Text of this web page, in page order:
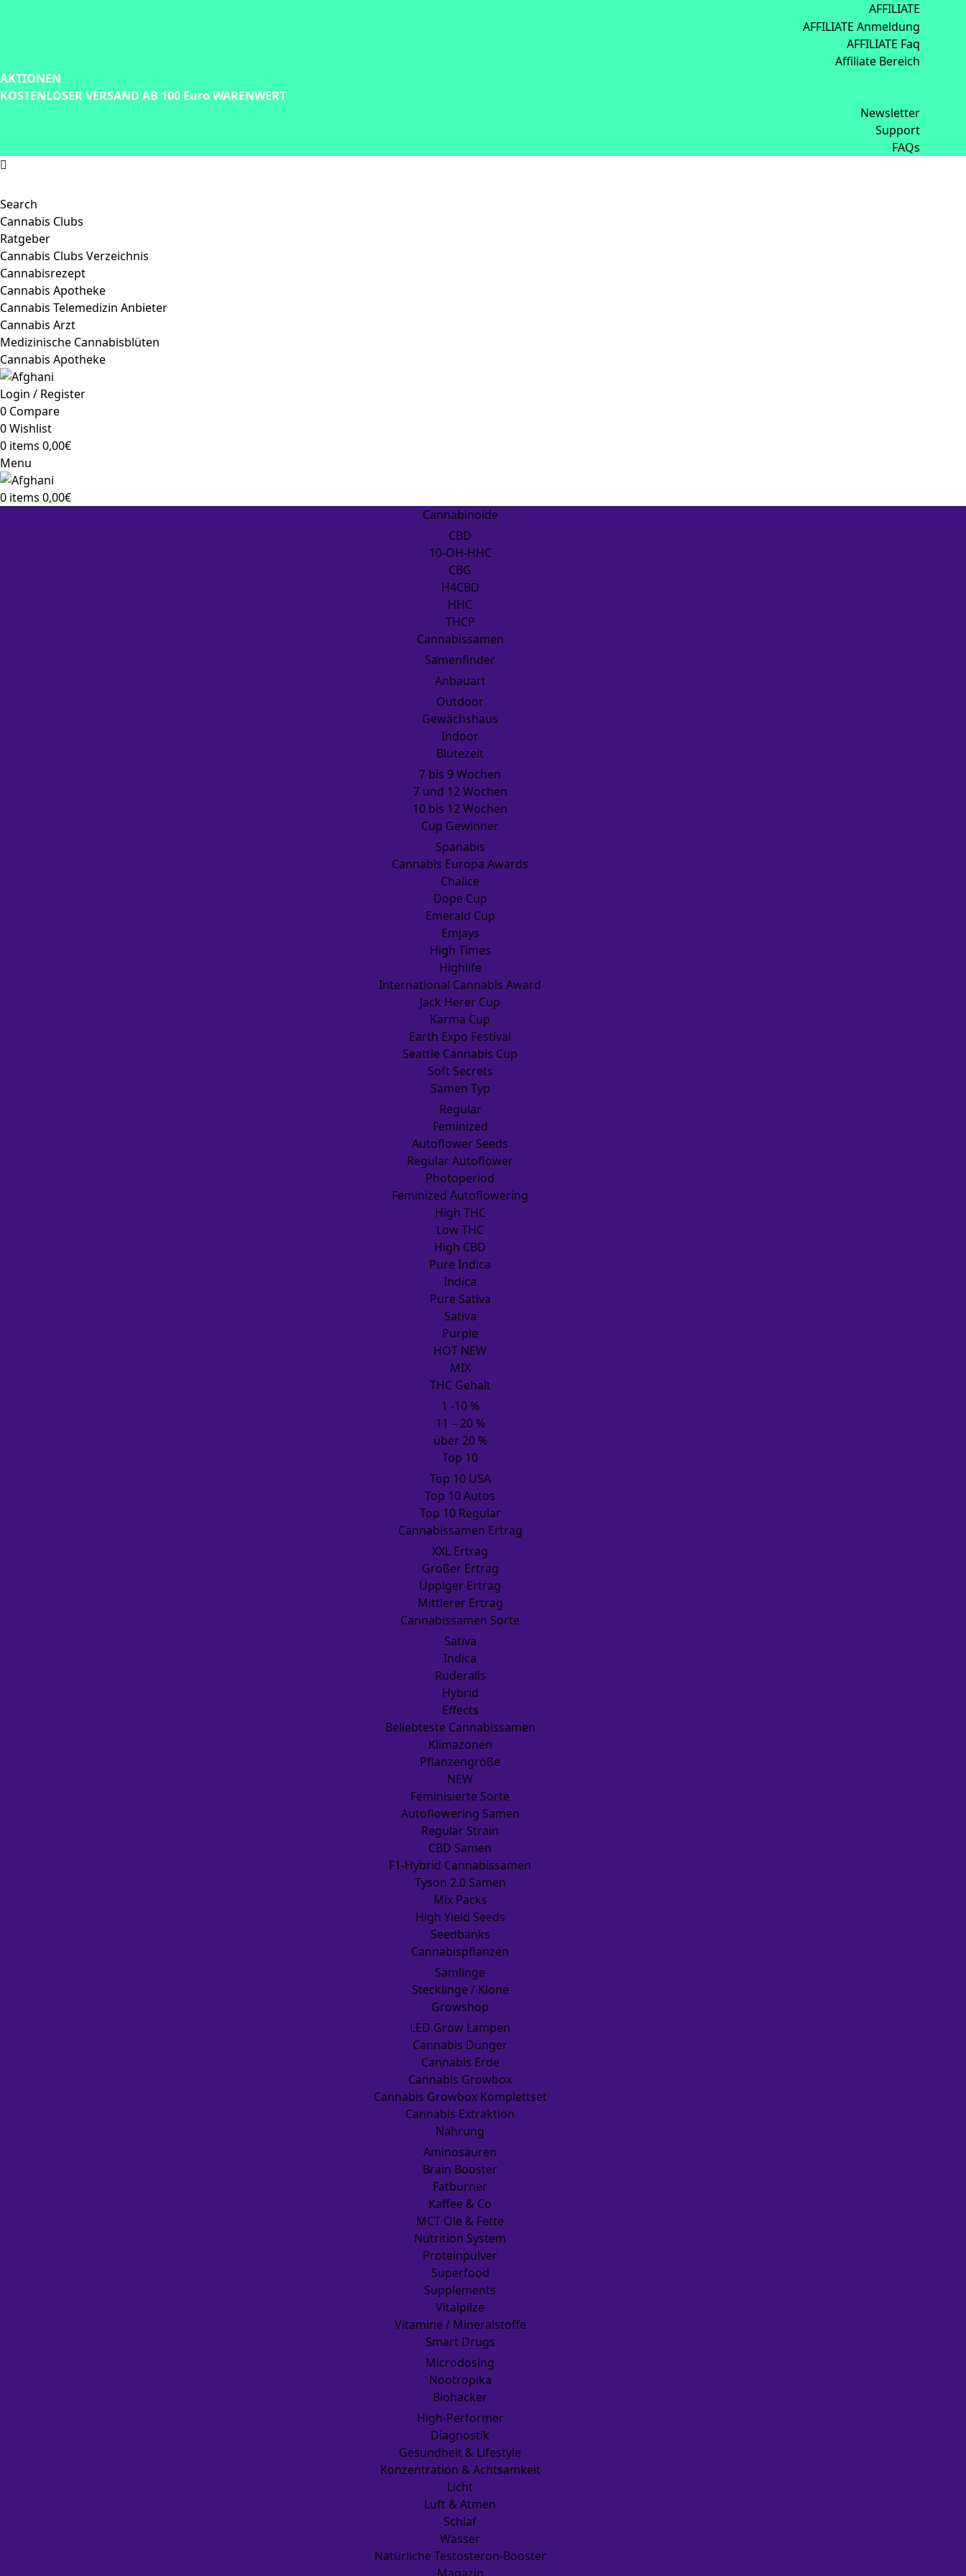
AFFILIATE
AFFILIATE Anmeldung
AFFILIATE Faq
Affiliate Bereich
AKTIONEN
KOSTENLOSER VERSAND AB 100 Euro WARENWERT
Newsletter
Support
FAQs
Search
Cannabis Clubs
Ratgeber
Cannabis Clubs Verzeichnis
Cannabisrezept
Cannabis Apotheke
Cannabis Telemedizin Anbieter
Cannabis Arzt
Medizinische Cannabisblüten
Cannabis Apotheke
Login / Register
0 Compare
0Wishlist
0 items 0,00€
Menu
0 items 0,00€
Cannabinoide
CBD
10-OH-HHC
CBG
H4CBD
HHC
THCP
Cannabissamen
Samenfinder
Anbauart
Outdoor
Gewächshaus
Indoor
Blütezeit
7 bis 9 Wochen
7 und 12 Wochen
10 bis 12 Wochen
Cup Gewinner
Spanabis
Cannabis Europa Awards
Chalice
Dope Cup
Emerald Cup
Emjays
High Times
Highlife
International Cannabis Award
Jack Herer Cup
Karma Cup
Earth Expo Festival
Seattle Cannabis Cup
Soft Secrets
Samen Typ
Regular
Feminized
Autoflower Seeds
Regular Autoflower
Photoperiod
Feminized Autoflowering
High THC
Low THC
High CBD
Pure Indica
Indica
Pure Sativa
Sativa
Purple
HOT NEW
MIX
THC Gehalt
1 -10 %
11 – 20 %
über 20 %
Top 10
Top 10 USA
Top 10 Autos
Top 10 Regular
Cannabissamen Ertrag
XXL Ertrag
Großer Ertrag
Üppiger Ertrag
Mittlerer Ertrag
Cannabissamen Sorte
Sativa
Indica
Ruderalis
Hybrid
Effects
Beliebteste Cannabissamen
Klimazonen
Pflanzengröße
NEW
Feminisierte Sorte
Autoflowering Samen
Regular Strain
CBD Samen
F1-Hybrid Cannabissamen
Tyson 2.0 Samen
Mix Packs
High Yield Seeds
Seedbanks
Cannabispflanzen
Sämlinge
Stecklinge / Klone
Growshop
LED Grow Lampen
Cannabis Dünger
Cannabis Erde
Cannabis Growbox
Cannabis Growbox Komplettset
Cannabis Extraktion
Nahrung
Aminosäuren
Brain Booster
Fatburner
Kaffee & Co
MCT Öle & Fette
Nutrition System
Proteinpulver
Superfood
Supplements
Vitalpilze
Vitamine / Mineralstoffe
Smart Drugs
Microdosing
Nootropika
Biohacker
High-Performer
Diagnostik
Gesundheit & Lifestyle
Konzentration & Achtsamkeit
Licht
Luft & Atmen
Schlaf
Wasser
Natürliche Testosteron-Booster